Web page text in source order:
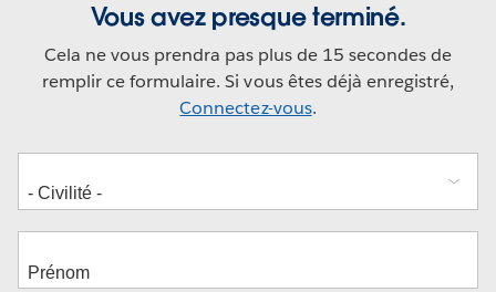
Vous avez presque terminé.
Cela ne vous prendra pas plus de 15 secondes de
remplir ce formulaire. Si vous êtes déjà enregistré,
Connectez-vous.